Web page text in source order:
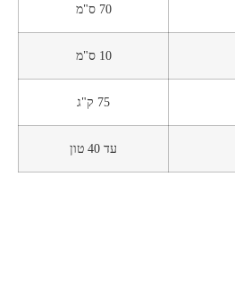
70 ס"מ
10 ס"מ
75 ק"ג
עד 40 טון